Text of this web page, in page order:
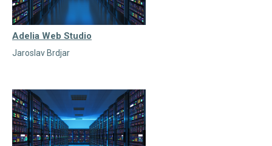
Adelia Web Studio
Jaroslav Brdjar